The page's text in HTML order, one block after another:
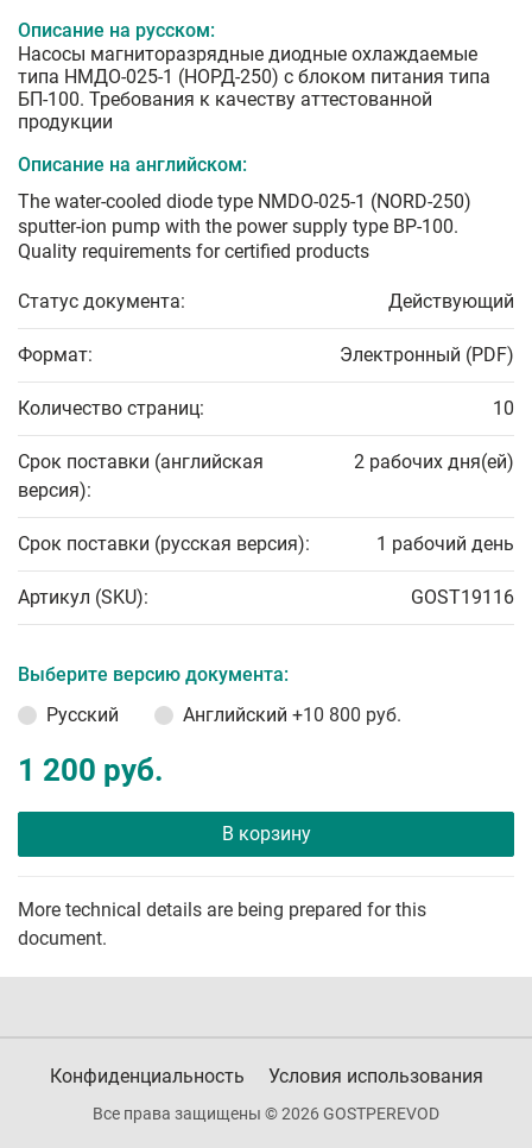
Описание на русском:
Насосы магниторазрядные диодные охлаждаемые
типа НМДО-025-1 (НОРД-250) с блоком питания типа
БП-100. Требования к качеству аттестованной
продукции
Описание на английском:
The water-cooled diode type NMDO-025-1 (NORD-250)
sputter-ion pump with the power supply type BP-100.
Quality requirements for certified products
Статус документа: Действующий
Формат: Электронный (PDF)
Количество страниц: 10
Срок поставки (английская
версия):
2 рабочих дня(ей)
Срок поставки (русская версия): 1 рабочий день
Артикул (SKU): GOST19116
Выберите версию документа:
Русский
Английский +10 800 руб.
1 200 руб.
В корзину
More technical details are being prepared for this
document.
Конфиденциальность Условия использования
Все права защищены © 2026 GOSTPEREVOD